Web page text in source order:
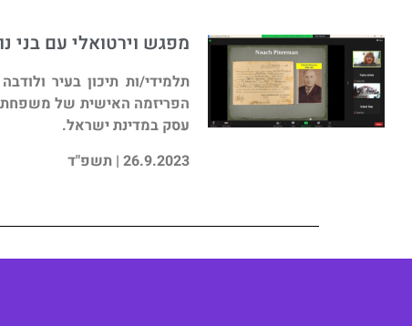
מפגש וירטואלי עם בני
תלמידי/ות תיכון בעיר
הפריזמה האישית של
עסק במדינת ישראל.
26.9.2023 | תשפ"ד​